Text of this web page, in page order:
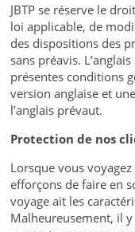
JBTP se réserve le
loi applicable, de
des dispositions des
sans préavis.
présentes conditions
version anglaise et
l’anglais prévaut.
Protection de nos
Lorsque vous
efforçons de faire en
voyage ait les
Malheureusement, il